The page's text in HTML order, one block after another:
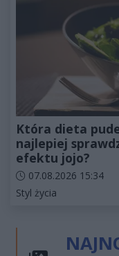
Która dieta
najlepiej
efektu jojo?
Data dodania artykułu:
07.08.2026 15:34
Kategorie artykułu:
Styl życia